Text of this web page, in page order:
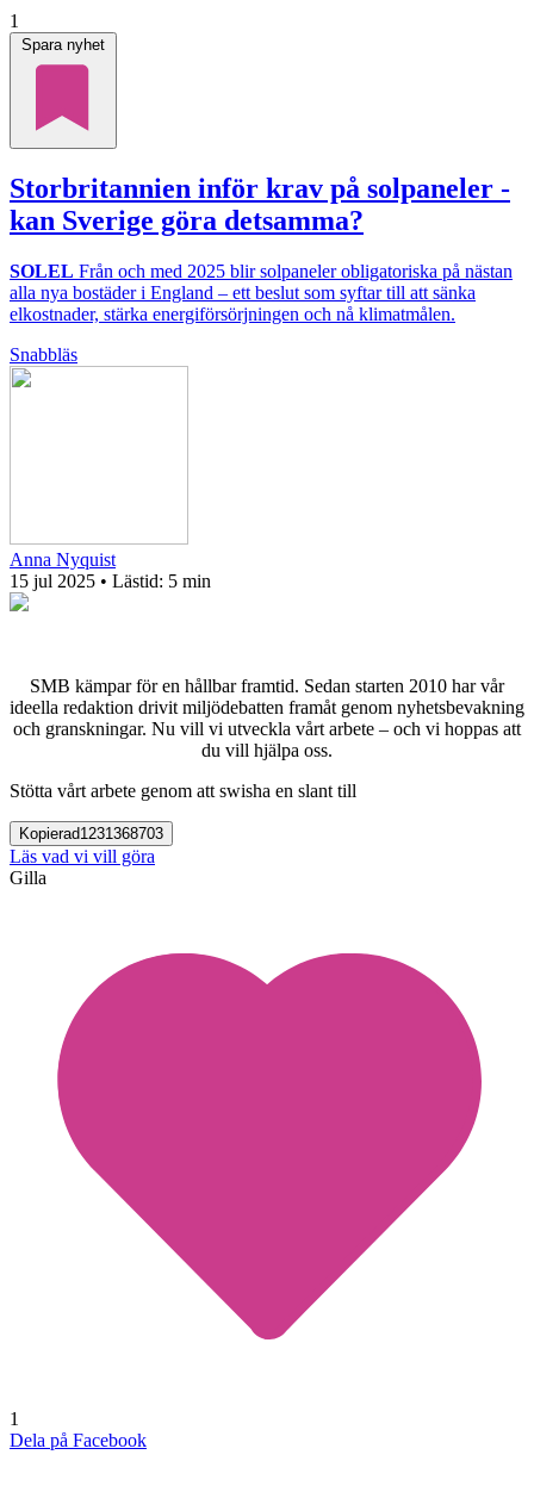
1
Spara nyhet
Storbritannien inför krav på solpaneler -
kan Sverige göra detsamma?
SOLEL Från och med 2025 blir solpaneler obligatoriska på nästan
alla nya bostäder i England – ett beslut som syftar till att sänka
elkostnader, stärka energiförsörjningen och nå klimatmålen.
Snabbläs
Anna Nyquist
15 jul 2025 • Lästid: 5 min
SMB kämpar för en hållbar framtid. Sedan starten 2010 har vår
ideella redaktion drivit miljödebatten framåt genom nyhetsbevakning
och granskningar. Nu vill vi utveckla vårt arbete – och vi hoppas att
du vill hjälpa oss.
Stötta vårt arbete genom att swisha en slant till
Kopierad1231368703
Läs vad vi vill göra
Gilla
1
Dela på Facebook